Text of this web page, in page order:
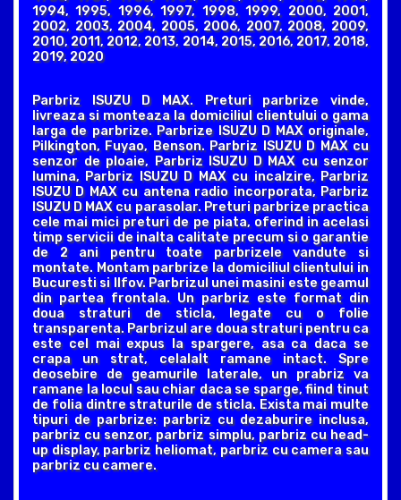
1994, 1995, 1996, 1997, 1998, 1999, 2000, 2001,
2002, 2003, 2004, 2005, 2006, 2007, 2008, 2009,
2010, 2011, 2012, 2013, 2014, 2015, 2016, 2017, 2018,
2019, 2020
Parbriz ISUZU D MAX. Preturi parbrize vinde,
livreaza si monteaza la domiciliul clientului o gama
larga de parbrize. Parbrize ISUZU D MAX originale,
Pilkington, Fuyao, Benson. Parbriz ISUZU D MAX cu
senzor de ploaie, Parbriz ISUZU D MAX cu senzor
lumina, Parbriz ISUZU D MAX cu incalzire, Parbriz
ISUZU D MAX cu antena radio incorporata, Parbriz
ISUZU D MAX cu parasolar. Preturi parbrize practica
cele mai mici preturi de pe piata, oferind in acelasi
timp servicii de inalta calitate precum si o garantie
de 2 ani pentru toate parbrizele vandute si
montate. Montam parbrize la domiciliul clientului in
Bucuresti si Ilfov. Parbrizul unei masini este geamul
din partea frontala. Un parbriz este format din
doua straturi de sticla, legate cu o folie
transparenta. Parbrizul are doua straturi pentru ca
este cel mai expus la spargere, asa ca daca se
crapa un strat, celalalt ramane intact. Spre
deosebire de geamurile laterale, un prabriz va
ramane la locul sau chiar daca se sparge, fiind tinut
de folia dintre straturile de sticla. Exista mai multe
tipuri de parbrize: parbriz cu dezaburire inclusa,
parbriz cu senzor, parbriz simplu, parbriz cu head-
up display, parbriz heliomat, parbriz cu camera sau
parbriz cu camere.